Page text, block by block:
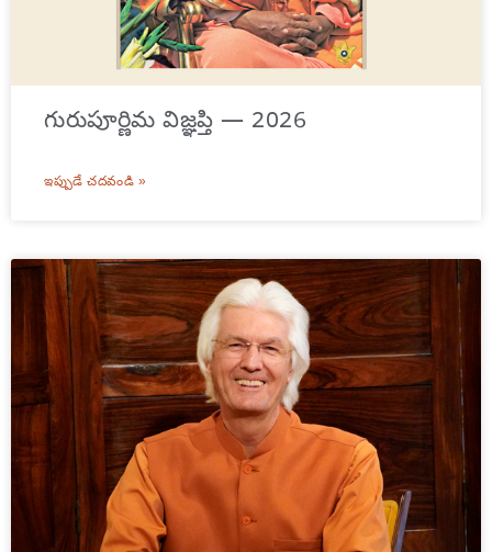
గురుపూర్ణిమ విజ్ఞప్తి — 2026
ఇప్పుడే చదవండి »